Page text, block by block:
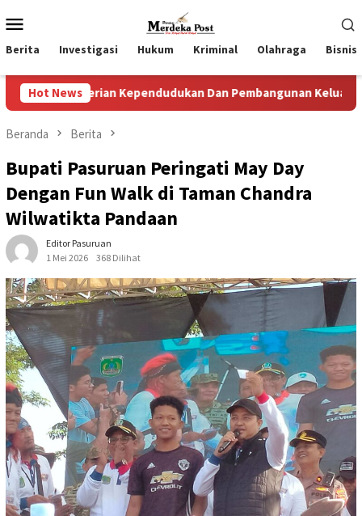
ke
kontenMobile
Berita Investigasi Hukum Kriminal Olahraga Bisnis
Hot News
Kependudukan Dan Pembangunan Keluarga
Beranda Berita
Bupati Pasuruan Peringati May Day
Dengan Fun Walk di Taman Chandra
Wilwatikta Pandaan
Editor Pasuruan
1 Mei 2026
368 Dilihat